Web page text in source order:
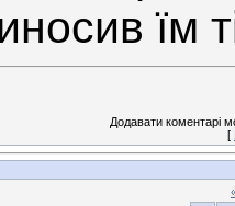
їм
Додавати коментарі
[